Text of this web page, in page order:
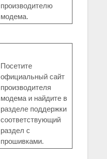
производителю
модема.
Посетите
официальный сайт
производителя
модема и найдите в
разделе поддержки
соответствующий
раздел с
прошивками.